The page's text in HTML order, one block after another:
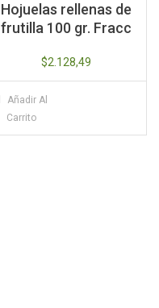
Hojuelas rellenas de
frutilla 100 gr. Fracc
$2.128,49
Añadir Al
Carrito